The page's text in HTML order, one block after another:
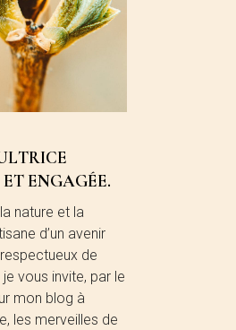
ENGAGÉE.
nature et la
d’un avenir
de
je vous invite, par le
mon blog à
les merveilles de